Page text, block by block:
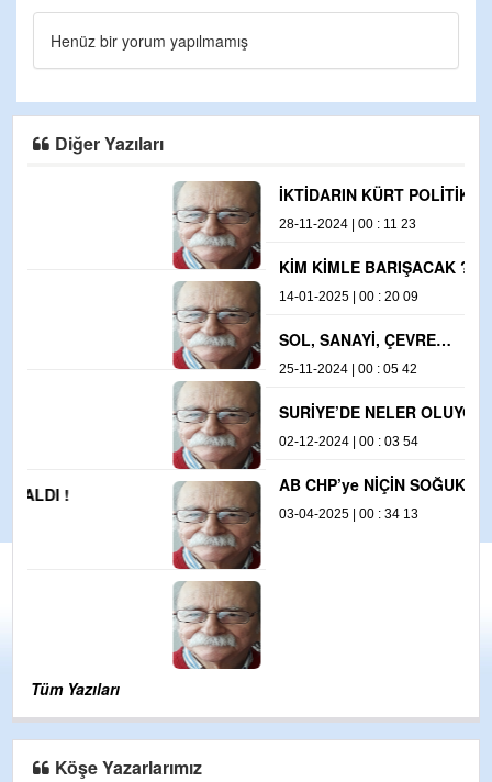
Henüz bir yorum yapılmamış
Diğer Yazıları
İKTİDARIN KÜRT POLİTİKASI
28-11-2024 | 00 : 11 23
KİM KİMLE BARIŞACAK ?
14-01-2025 | 00 : 20 09
SOL, SANAYİ, ÇEVRE…
25-11-2024 | 00 : 05 42
SURİYE’DE NELER OLUYOR ?
02-12-2024 | 00 : 03 54
AB CHP’ye NİÇİN SOĞUK ?
03-04-2025 | 00 : 34 13
Tüm Yazıları
Köşe Yazarlarımız